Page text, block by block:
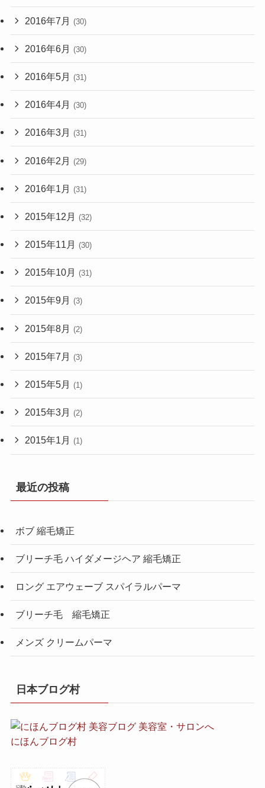
2016年7月 (30)
2016年6月 (30)
2016年5月 (31)
2016年4月 (30)
2016年3月 (31)
2016年2月 (29)
2016年1月 (31)
2015年12月 (32)
2015年11月 (30)
2015年10月 (31)
2015年9月 (3)
2015年8月 (2)
2015年7月 (3)
2015年5月 (1)
2015年3月 (2)
2015年1月 (1)
最近の投稿
ボブ 縮毛矯正
ブリーチ毛 ハイダメージヘア 縮毛矯正
ロング エアウェーブ スパイラルパーマ
ブリーチ毛 縮毛矯正
メンズ クリームパーマ
日本ブログ村
にほんブログ村